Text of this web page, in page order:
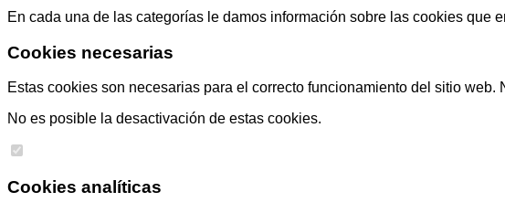
En cada una de las categorías le damos información sobre las cookies que
Cookies necesarias
Estas cookies son necesarias para el correcto funcionamiento del sitio
No es posible la desactivación de estas cookies.
Cookies analíticas